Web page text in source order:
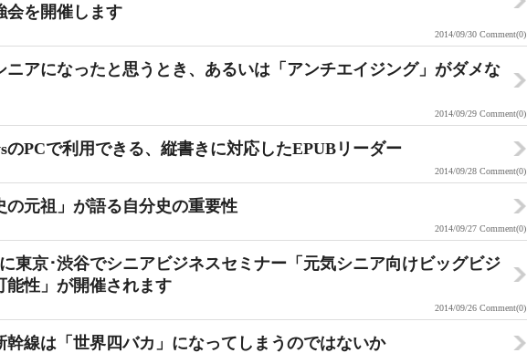
会を開催します
2014/09/30 Comment(0)
ニアになったと思うとき、あるいは「アンチエイジング」がダメな
2014/09/29 Comment(0)
のPCで利用できる、縦書きに対応したEPUBリーダー
2014/09/28 Comment(0)
の元祖」が語る自分史の重要性
2014/09/27 Comment(0)
東京･渋谷でシニアビジネスセミナー「元気シニア向けビッグビジ
能性」が開催されます
2014/09/26 Comment(0)
幹線は「世界四バカ」になってしまうのではないか